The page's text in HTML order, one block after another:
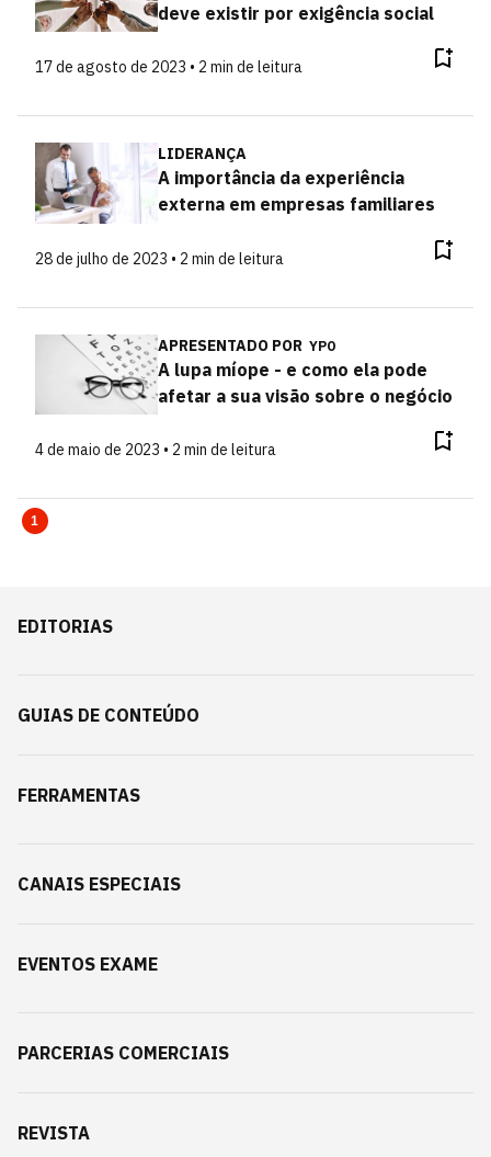
deve existir por exigência social
17 de agosto de 2023 • 2 min de leitura
LIDERANÇA
A importância da experiência
externa em empresas familiares
28 de julho de 2023 • 2 min de leitura
APRESENTADO POR YPO
A lupa míope - e como ela pode
afetar a sua visão sobre o negócio
4 de maio de 2023 • 2 min de leitura
1
EDITORIAS
GUIAS DE CONTEÚDO
FERRAMENTAS
CANAIS ESPECIAIS
EVENTOS EXAME
PARCERIAS COMERCIAIS
REVISTA